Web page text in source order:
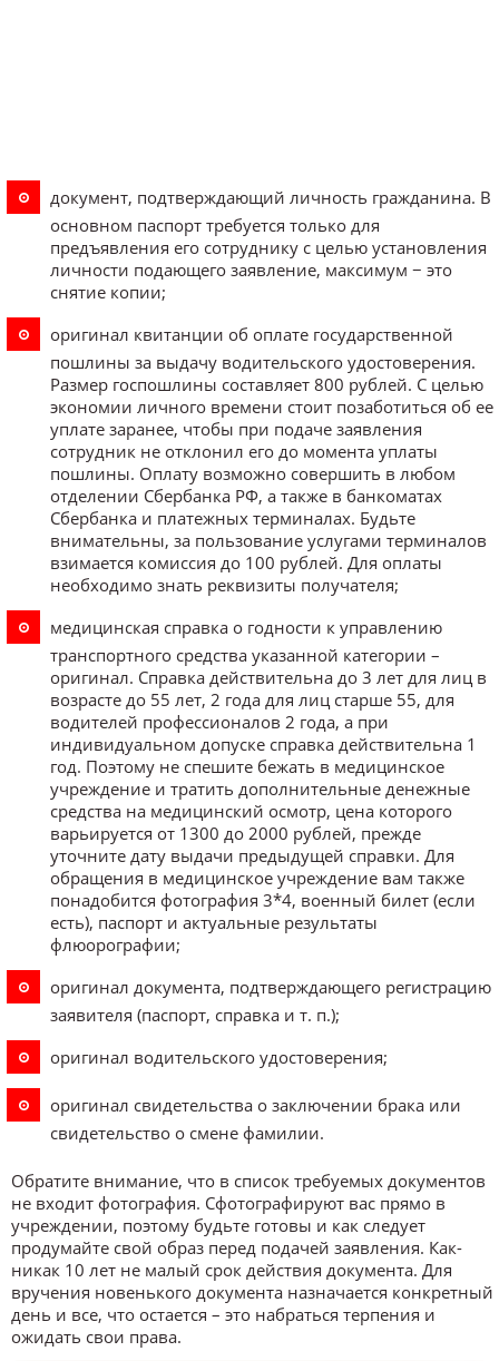
документ, подтверждающий личность гражданина. В
основном паспорт требуется только для
предъявления его сотруднику с целью установления
личности подающего заявление, максимум − это
снятие копии;
оригинал квитанции об оплате государственной
пошлины за выдачу водительского удостоверения.
Размер госпошлины составляет 800 рублей. С целью
экономии личного времени стоит позаботиться об ее
уплате заранее, чтобы при подаче заявления
сотрудник не отклонил его до момента уплаты
пошлины. Оплату возможно совершить в любом
отделении Сбербанка РФ, а также в банкоматах
Сбербанка и платежных терминалах. Будьте
внимательны, за пользование услугами терминалов
взимается комиссия до 100 рублей. Для оплаты
необходимо знать реквизиты получателя;
медицинская справка о годности к управлению
транспортного средства указанной категории –
оригинал. Справка действительна до 3 лет для лиц в
возрасте до 55 лет, 2 года для лиц старше 55, для
водителей профессионалов 2 года, а при
индивидуальном допуске справка действительна 1
год. Поэтому не спешите бежать в медицинское
учреждение и тратить дополнительные денежные
средства на медицинский осмотр, цена которого
варьируется от 1300 до 2000 рублей, прежде
уточните дату выдачи предыдущей справки. Для
обращения в медицинское учреждение вам также
понадобится фотография 3*4, военный билет (если
есть), паспорт и актуальные результаты
флюорографии;
оригинал документа, подтверждающего регистрацию
заявителя (паспорт, справка и т. п.);
оригинал водительского удостоверения;
оригинал свидетельства о заключении брака или
свидетельство о смене фамилии.
Обратите внимание, что в список требуемых документов
не входит фотография. Сфотографируют вас прямо в
учреждении, поэтому будьте готовы и как следует
продумайте свой образ перед подачей заявления. Как-
никак 10 лет не малый срок действия документа. Для
вручения новенького документа назначается конкретный
день и все, что остается – это набраться терпения и
ожидать свои права.